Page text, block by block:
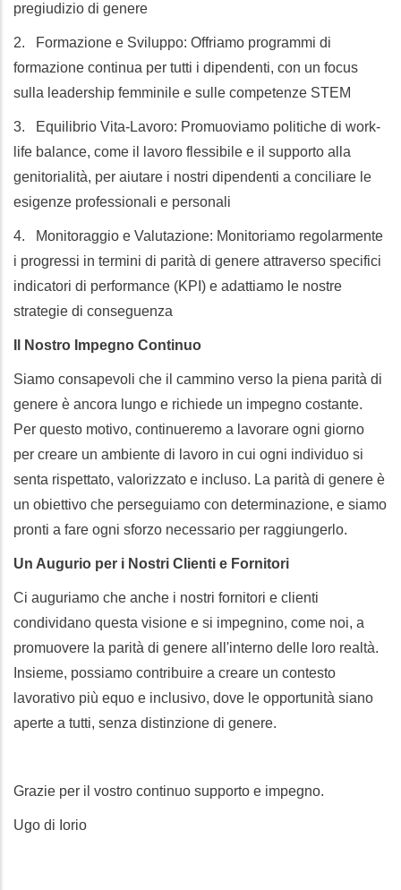
pregiudizio di genere
2. Formazione e Sviluppo: Offriamo programmi di
formazione continua per tutti i dipendenti, con un focus
sulla leadership femminile e sulle competenze STEM
3. Equilibrio Vita-Lavoro: Promuoviamo politiche di work-
life balance, come il lavoro flessibile e il supporto alla
genitorialità, per aiutare i nostri dipendenti a conciliare le
esigenze professionali e personali
4. Monitoraggio e Valutazione: Monitoriamo regolarmente
i progressi in termini di parità di genere attraverso specifici
indicatori di performance (KPI) e adattiamo le nostre
strategie di conseguenza
Il Nostro Impegno Continuo
Siamo consapevoli che il cammino verso la piena parità di
genere è ancora lungo e richiede un impegno costante.
Per questo motivo, continueremo a lavorare ogni giorno
per creare un ambiente di lavoro in cui ogni individuo si
senta rispettato, valorizzato e incluso. La parità di genere è
un obiettivo che perseguiamo con determinazione, e siamo
pronti a fare ogni sforzo necessario per raggiungerlo.
Un Augurio per i Nostri Clienti e Fornitori
Ci auguriamo che anche i nostri fornitori e clienti
condividano questa visione e si impegnino, come noi, a
promuovere la parità di genere all'interno delle loro realtà.
Insieme, possiamo contribuire a creare un contesto
lavorativo più equo e inclusivo, dove le opportunità siano
aperte a tutti, senza distinzione di genere.
Grazie per il vostro continuo supporto e impegno.
Ugo di Iorio